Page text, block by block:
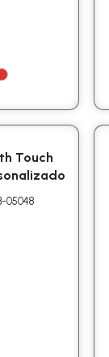
Touch
05048